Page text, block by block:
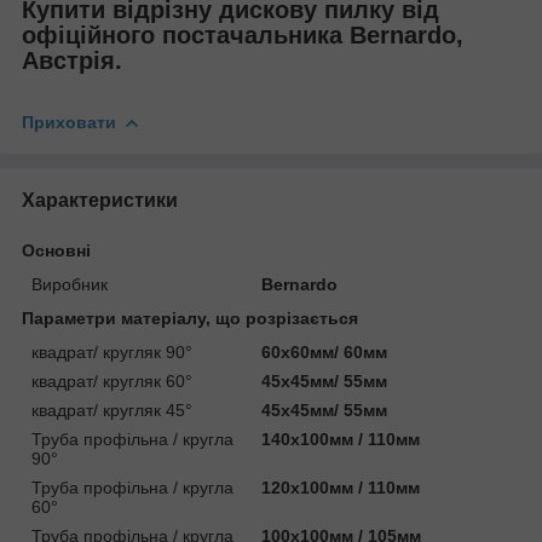
Купити відрізну дискову пилку від
офіційного постачальника Bernardo,
Австрія.
Приховати
Характеристики
Основні
Виробник
Bernardo
Параметри матеріалу, що розрізається
квадрат/ кругляк 90°
60х60мм/ 60мм
квадрат/ кругляк 60°
45х45мм/ 55мм
квадрат/ кругляк 45°
45х45мм/ 55мм
Труба профільна / кругла
90°
140х100мм / 110мм
Труба профільна / кругла
60°
120х100мм / 110мм
Труба профільна / кругла 100х100мм / 105мм